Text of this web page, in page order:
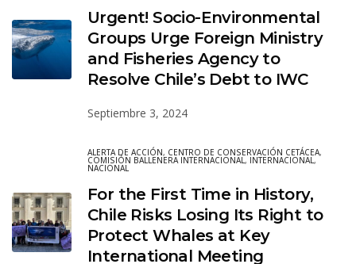
Urgent! Socio-Environmental
Groups Urge Foreign Ministry
and Fisheries Agency to
Resolve Chile’s Debt to IWC
Septiembre 3, 2024
ALERTA DE ACCIÓN, CENTRO DE CONSERVACIÓN CETÁCEA,
COMISIÓN BALLENERA INTERNACIONAL, INTERNACIONAL,
NACIONAL
For the First Time in History,
Chile Risks Losing Its Right to
Protect Whales at Key
International Meeting